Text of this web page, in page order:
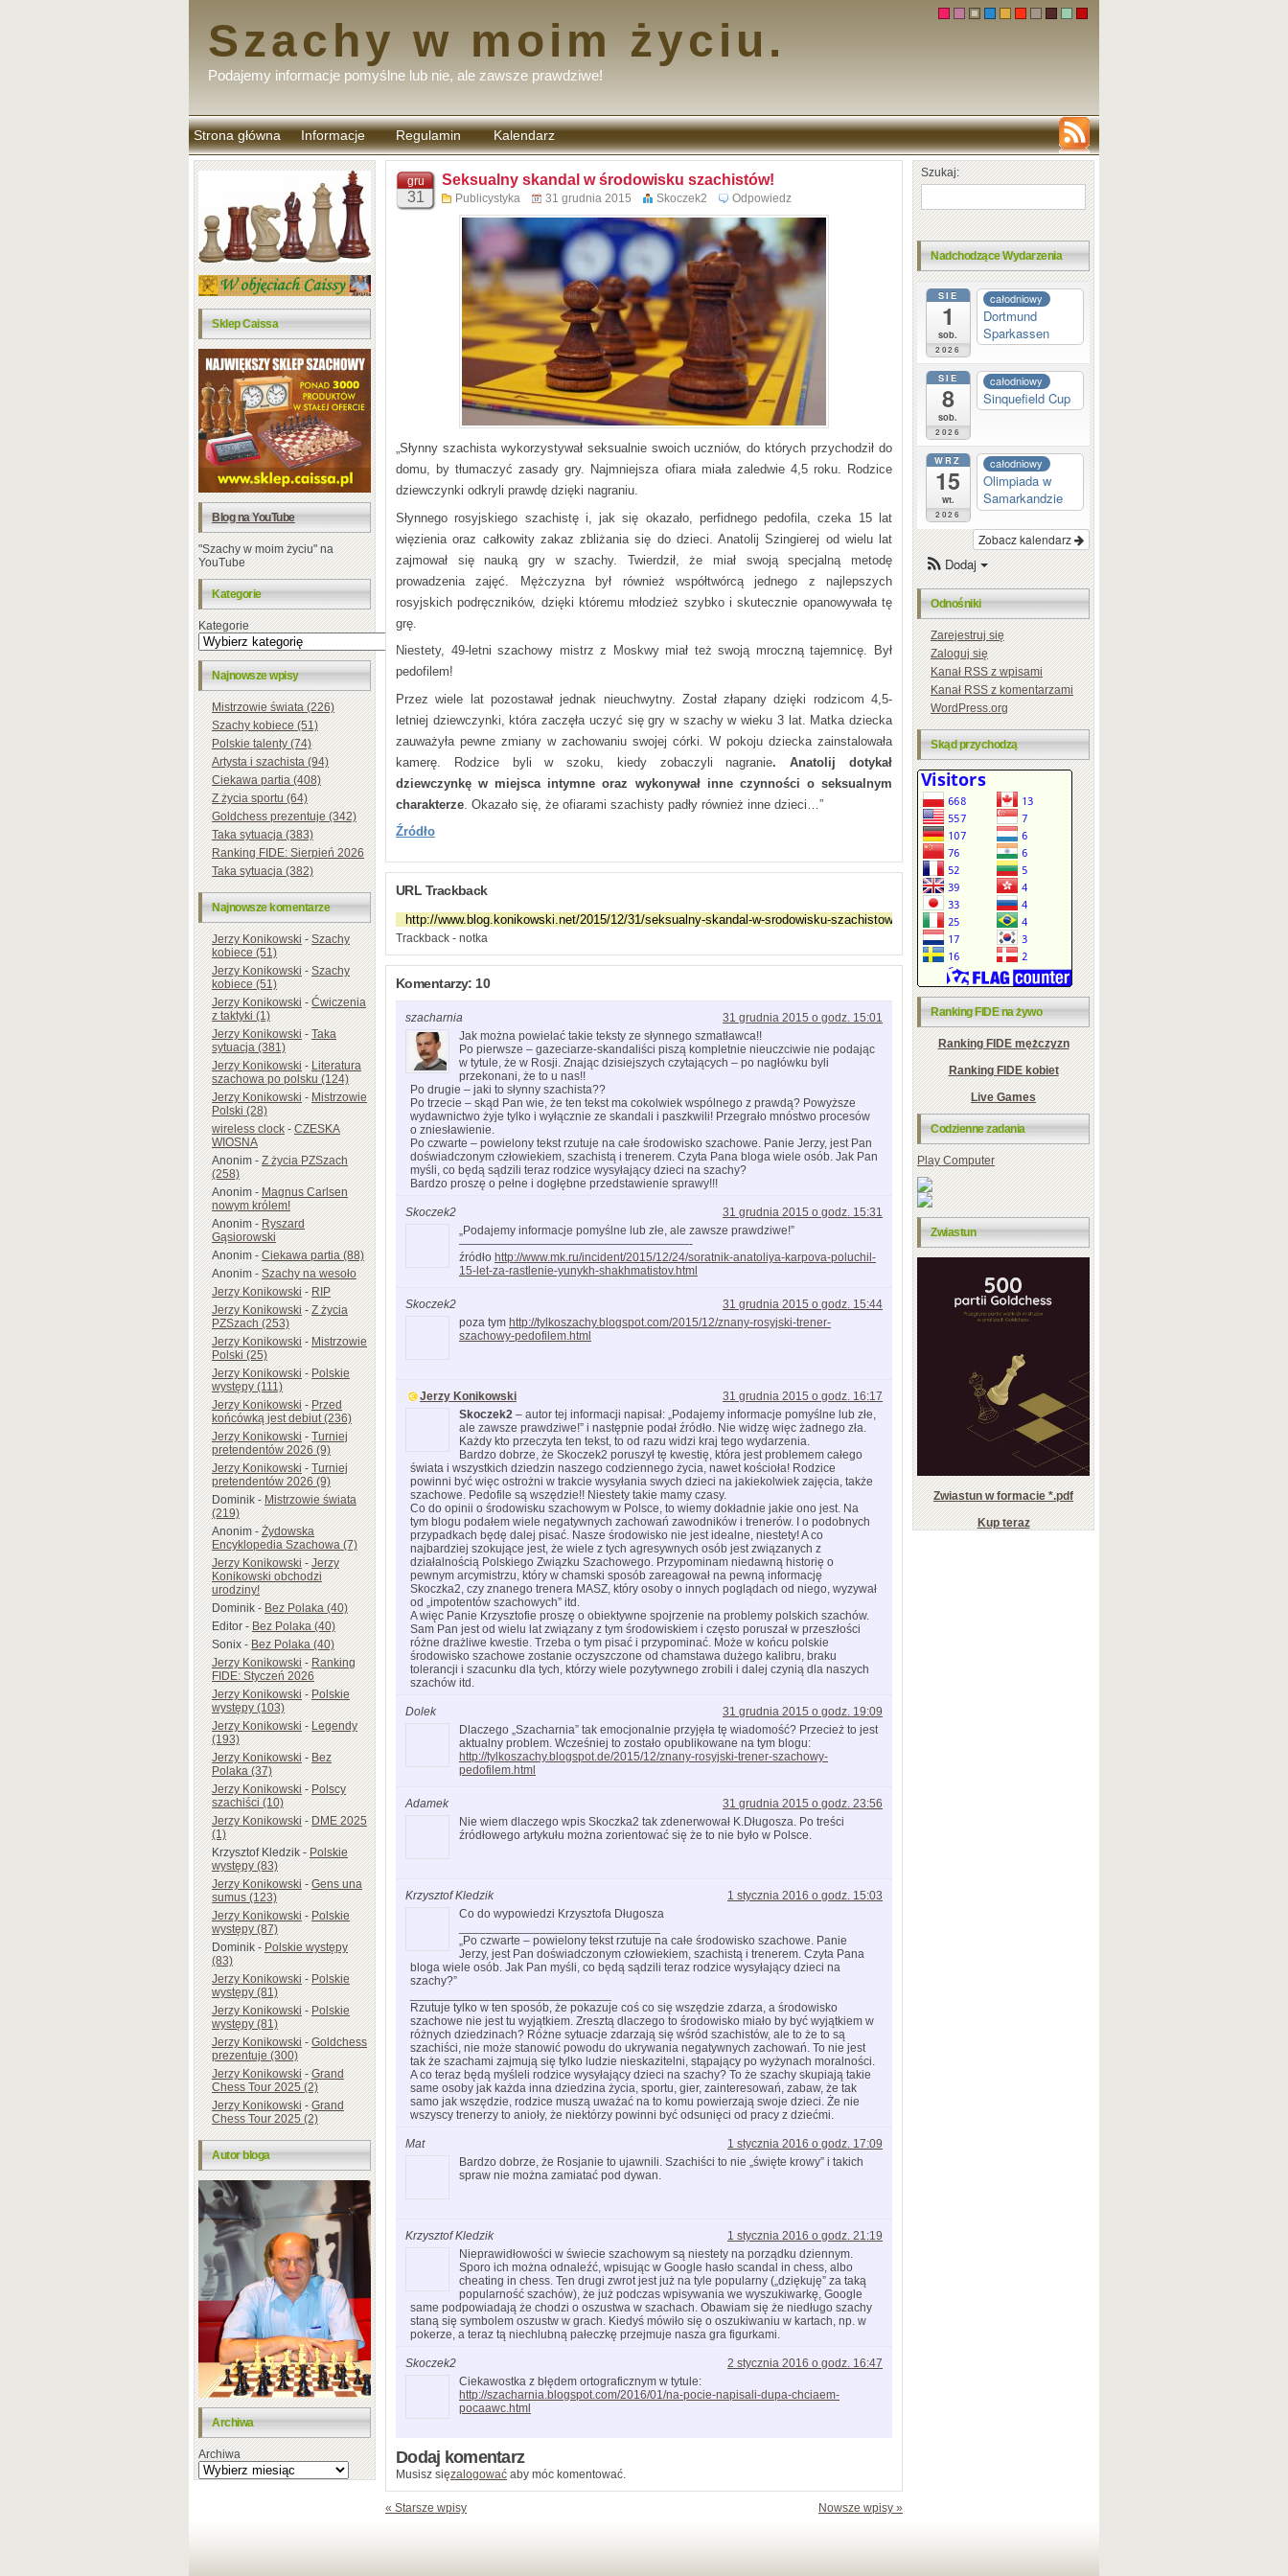
Szachy w moim życiu.
Podajemy informacje pomyślne lub nie, ale zawsze prawdziwe!
Strona główna Informacje Regulamin
komentarzy
Kalendarz
Sklep Caissa
Blog na YouTube
"Szachy w moim życiu" na
YouTube
Kategorie
Kategorie
Najnowsze wpisy
Mistrzowie świata (226)
Szachy kobiece (51)
Polskie talenty (74)
Artysta i szachista (94)
Ciekawa partia (408)
Z życia sportu (64)
Goldchess prezentuje (342)
Taka sytuacja (383)
Ranking FIDE: Sierpień 2026
Taka sytuacja (382)
Najnowsze komentarze
Jerzy Konikowski-Szachy
kobiece (51)
Jerzy Konikowski-Szachy
kobiece (51)
Jerzy Konikowski-Ćwiczenia
z taktyki (1)
Jerzy Konikowski-Taka
sytuacja (381)
Jerzy Konikowski-Literatura
szachowa po polsku (124)
Jerzy Konikowski-Mistrzowie
Polski (28)
wireless clock-CZESKA
WIOSNA
Anonim-Z życia PZSzach
(258)
Anonim-Magnus Carlsen
nowym królem!
Anonim-Ryszard
Gąsiorowski
Anonim-Ciekawa partia (88)
Anonim-Szachy na wesoło
Jerzy Konikowski-RIP
Jerzy Konikowski-Z życia
PZSzach (253)
Jerzy Konikowski-Mistrzowie
Polski (25)
Jerzy Konikowski-Polskie
występy (111)
Jerzy Konikowski-Przed
końcówką jest debiut (236)
Jerzy Konikowski-Turniej
pretendentów 2026 (9)
Jerzy Konikowski-Turniej
pretendentów 2026 (9)
Dominik-Mistrzowie świata
(219)
Anonim-Żydowska
Encyklopedia Szachowa (7)
Jerzy Konikowski-Jerzy
Konikowski obchodzi
urodziny!
Dominik-Bez Polaka (40)
Editor-Bez Polaka (40)
Sonix-Bez Polaka (40)
Jerzy Konikowski-Ranking
FIDE: Styczeń 2026
Jerzy Konikowski-Polskie
występy (103)
Jerzy Konikowski-Legendy
(193)
Jerzy Konikowski-Bez
Polaka (37)
Jerzy Konikowski-Polscy
szachiści (10)
Jerzy Konikowski-DME 2025
(1)
Krzysztof Kledzik-Polskie
występy (83)
Jerzy Konikowski-Gens una
sumus (123)
Jerzy Konikowski-Polskie
występy (87)
Dominik-Polskie występy
(83)
Jerzy Konikowski-Polskie
występy (81)
Jerzy Konikowski-Polskie
występy (81)
Jerzy Konikowski-Goldchess
prezentuje (300)
Jerzy Konikowski-Grand
Chess Tour 2025 (2)
Jerzy Konikowski-Grand
Chess Tour 2025 (2)
Autor bloga
Archiwa
Archiwa
gru
31
Seksualny skandal w środowisku szachistów!
Publicystyka 31 grudnia 2015 Skoczek2 Odpowiedz
„Słynny szachista wykorzystywał seksualnie swoich uczniów, do których przychodził do
domu, by tłumaczyć zasady gry. Najmniejsza ofiara miała zaledwie 4,5 roku. Rodzice
dziewczynki odkryli prawdę dzięki nagraniu.
Słynnego rosyjskiego szachistę i, jak się okazało, perfidnego pedofila, czeka 15 lat
więzienia oraz całkowity zakaz zbliżania się do dzieci. Anatolij Szingierej od wielu lat
zajmował się nauką gry w szachy. Twierdził, że miał swoją specjalną metodę
prowadzenia zajęć. Mężczyzna był również współtwórcą jednego z najlepszych
rosyjskich podręczników, dzięki któremu młodzież szybko i skutecznie opanowywała tę
grę.
Niestety, 49-letni szachowy mistrz z Moskwy miał też swoją mroczną tajemnicę. Był
pedofilem!
Przez wiele lat pozostawał jednak nieuchwytny. Został złapany dzięki rodzicom 4,5-
letniej dziewczynki, która zaczęła uczyć się gry w szachy w wieku 3 lat. Matka dziecka
zauważyła pewne zmiany w zachowaniu swojej córki. W pokoju dziecka zainstalowała
kamerę. Rodzice byli w szoku, kiedy zobaczyli nagranie. Anatolij dotykał
dziewczynkę w miejsca intymne oraz wykonywał inne czynności o seksualnym
charakterze . Okazało się, że ofiarami szachisty padły również inne dzieci…”
Źródło
URL Trackback
Trackback - notka
Komentarzy: 10
szacharnia
31 grudnia 2015 o godz. 15:01
Jak można powielać takie teksty ze słynnego szmatławca!!
Po pierwsze – gazeciarze-skandaliści piszą kompletnie nieuczciwie nie podając
w tytule, że w Rosji. Znając dzisiejszych czytających – po nagłówku byli
przekonani, że to u nas!!
Po drugie – jaki to słynny szachista??
Po trzecie – skąd Pan wie, że ten tekst ma cokolwiek wspólnego z prawdą? Powyższe
wydawnictwo żyje tylko i wyłącznie ze skandali i paszkwili! Przegrało mnóstwo procesów
o zniesławienie.
Po czwarte – powielony tekst rzutuje na całe środowisko szachowe. Panie Jerzy, jest Pan
doświadczonym człowiekiem, szachistą i trenerem. Czyta Pana bloga wiele osób. Jak Pan
myśli, co będą sądzili teraz rodzice wysyłający dzieci na szachy?
Bardzo proszę o pełne i dogłębne przedstawienie sprawy!!!
Skoczek2
31 grudnia 2015 o godz. 15:31
„Podajemy informacje pomyślne lub złe, ale zawsze prawdziwe!”
————————————————————-
źródło http://www.mk.ru/incident/2015/12/24/soratnik-anatoliya-karpova-poluchil-
15-let-za-rastlenie-yunykh-shakhmatistov.html
Skoczek2
31 grudnia 2015 o godz. 15:44
poza tym http://tylkoszachy.blogspot.com/2015/12/znany-rosyjski-trener-
szachowy-pedofilem.html
Jerzy Konikowski
31 grudnia 2015 o godz. 16:17
Skoczek2 – autor tej informacji napisał: „Podajemy informacje pomyślne lub złe,
ale zawsze prawdziwe!” i następnie podał źródło. Nie widzę więc żadnego zła.
Każdy kto przeczyta ten tekst, to od razu widzi kraj tego wydarzenia.
Bardzo dobrze, że Skoczek2 poruszył tę kwestię, która jest problemem całego
świata i wszystkich dziedzin naszego codziennego życia, nawet kościoła! Rodzice
powinni być więc ostrożni w trakcie wysyłania swych dzieci na jakiekolwiek zajęcia, także
szachowe. Pedofile są wszędzie!! Niestety takie mamy czasy.
Co do opinii o środowisku szachowym w Polsce, to wiemy dokładnie jakie ono jest. Na
tym blogu podałem wiele negatywnych zachowań zawodników i trenerów. I o podobnych
przypadkach będę dalej pisać. Nasze środowisko nie jest idealne, niestety! A co
najbardziej szokujące jest, że wiele z tych agresywnych osób jest związanych z
działalnością Polskiego Związku Szachowego. Przypominam niedawną historię o
pewnym arcymistrzu, który w chamski sposób zareagował na pewną informację
Skoczka2, czy znanego trenera MASZ, który osoby o innych poglądach od niego, wyzywał
od „impotentów szachowych” itd.
A więc Panie Krzysztofie proszę o obiektywne spojrzenie na problemy polskich szachów.
Sam Pan jest od wielu lat związany z tym środowiskiem i często poruszał w przeszłości
różne drażliwe kwestie. Trzeba o tym pisać i przypominać. Może w końcu polskie
środowisko szachowe zostanie oczyszczone od chamstawa dużego kalibru, braku
tolerancji i szacunku dla tych, którzy wiele pozytywnego zrobili i dalej czynią dla naszych
szachów itd.
Dolek
31 grudnia 2015 o godz. 19:09
Dlaczego „Szacharnia” tak emocjonalnie przyjęła tę wiadomość? Przecież to jest
aktualny problem. Wcześniej to zostało opublikowane na tym blogu:
http://tylkoszachy.blogspot.de/2015/12/znany-rosyjski-trener-szachowy-
pedofilem.html
Adamek
31 grudnia 2015 o godz. 23:56
Nie wiem dlaczego wpis Skoczka2 tak zdenerwował K.Długosza. Po treści
źródłowego artykułu można zorientować się że to nie było w Polsce.
Krzysztof Kledzik
1 stycznia 2016 o godz. 15:03
Co do wypowiedzi Krzysztofa Długosza
„Po czwarte – powielony tekst rzutuje na całe środowisko szachowe. Panie
Jerzy, jest Pan doświadczonym człowiekiem, szachistą i trenerem. Czyta Pana
bloga wiele osób. Jak Pan myśli, co będą sądzili teraz rodzice wysyłający dzieci na
szachy?”
Rzutuje tylko w ten sposób, że pokazuje coś co się wszędzie zdarza, a środowisko
szachowe nie jest tu wyjątkiem. Zresztą dlaczego to środowisko miało by być wyjątkiem w
różnych dziedzinach? Różne sytuacje zdarzają się wśród szachistów, ale to że to są
szachiści, nie może stanowić powodu do ukrywania negatywnych zachowań. To nie jest
tak że szachami zajmują się tylko ludzie nieskazitelni, stąpający po wyżynach moralności.
A co teraz będą myśleli rodzice wysyłający dzieci na szachy? To że szachy skupiają takie
same osoby jak każda inna dziedzina życia, sportu, gier, zainteresowań, zabaw, że tak
samo jak wszędzie, rodzice muszą uważać na to komu powierzają swoje dzieci. Że nie
wszyscy trenerzy to anioły, że niektórzy powinni być odsunięci od pracy z dziećmi.
Mat
1 stycznia 2016 o godz. 17:09
Bardzo dobrze, że Rosjanie to ujawnili. Szachiści to nie „święte krowy” i takich
spraw nie można zamiatać pod dywan.
Krzysztof Kledzik
1 stycznia 2016 o godz. 21:19
Nieprawidłowości w świecie szachowym są niestety na porządku dziennym.
Sporo ich można odnaleźć, wpisując w Google hasło scandal in chess, albo
cheating in chess. Ten drugi zwrot jest już na tyle popularny („dziękuję” za taką
popularność szachów), że już podczas wpisywania we wyszukiwarkę, Google
same podpowiadają że chodzi o oszustwa w szachach. Obawiam się że niedługo szachy
staną się symbolem oszustw w grach. Kiedyś mówiło się o oszukiwaniu w kartach, np. w
pokerze, a teraz tą niechlubną pałeczkę przejmuje nasza gra figurkami.
Skoczek2
2 stycznia 2016 o godz. 16:47
Ciekawostka z błędem ortograficznym w tytule:
http://szacharnia.blogspot.com/2016/01/na-pocie-napisali-dupa-chciaem-
pocaawc.html
Dodaj komentarz
Musisz sięzalogować aby móc komentować.
« Starsze wpisy Nowsze wpisy »
Szukaj:
Nadchodzące Wydarzenia
SIE
1
sob.
2026
całodniowy
Dortmund
Sparkassen
SIE
8
sob.
2026
całodniowy
Sinquefield Cup
WRZ
15
wt.
2026
całodniowy
Olimpiada w
Samarkandzie
Zobacz kalendarz
Dodaj
Odnośniki
Zarejestruj się
Zaloguj się
KanałRSSz wpisami
KanałRSSz komentarzami
WordPress.org
Skąd przychodzą
Ranking FIDE na żywo
Ranking FIDE mężczyzn
Ranking FIDE kobiet
Live Games
Codzienne zadania
Play Computer
Zwiastun
Zwiastun w formacie *.pdf
Kup teraz